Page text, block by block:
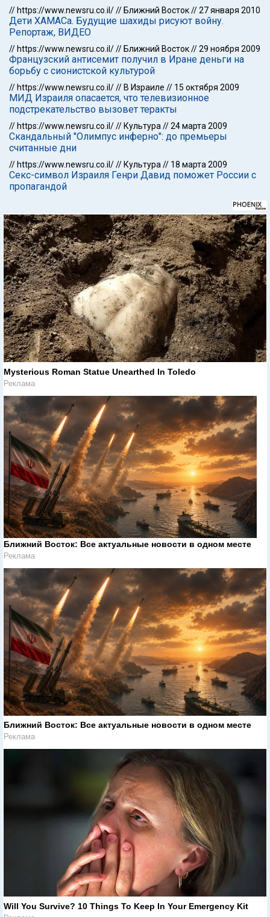
// https://www.newsru.co.il/// Ближний Восток//27 января 2010
Дети ХАМАСа. Будущие шахиды рисуют войну.
Репортаж, ВИДЕО
// https://www.newsru.co.il/// Ближний Восток//29 ноября 2009
Французский антисемит получил в Иране деньги на
борьбу с сионистской культурой
// https://www.newsru.co.il/// В Израиле // 15 октября 2009
МИД Израиля опасается, что телевизионное
подстрекательство вызовет теракты
// https://www.newsru.co.il/// Культура //24 марта 2009
Скандальный "Олимпус инферно": до премьеры
считанные дни
// https://www.newsru.co.il/// Культура // 18 марта 2009
Секс-символ Израиля Генри Давид поможет России с
пропагандой
Mysterious Roman Statue Unearthed In Toledo
Реклама
Ближний Восток: Все актуальные новости в одном месте
Реклама
Ближний Восток: Все актуальные новости в одном месте
Реклама
Will You Survive? 10 Things To Keep In Your Emergency Kit